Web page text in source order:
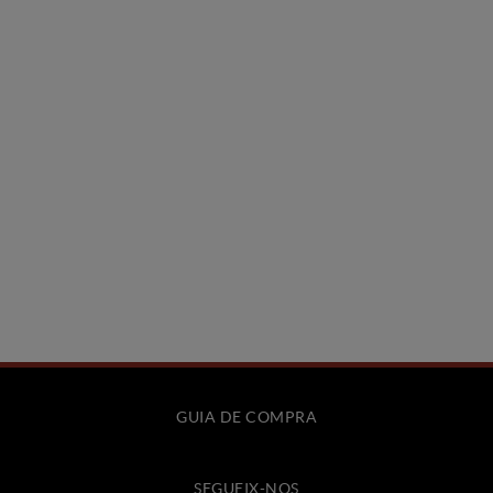
GUIA DE COMPRA
SEGUEIX-NOS